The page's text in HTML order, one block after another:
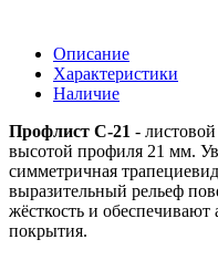
Описание
Характеристики
Наличие
Профлист С-21 -
высотой профиля 21 мм.
симметричная
выразительный рельеф
жёсткость и
покрытия.